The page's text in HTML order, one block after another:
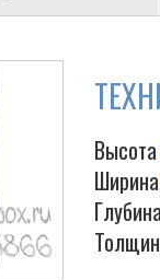
Высота
Ширина
Глубина